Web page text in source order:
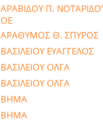
ΑΡΑΒΙΔΟΥ Π.
ΟΕ
ΑΡΑΘΥΜΟΣ Θ. ΣΠΥΡΟΣ
ΒΑΣΙΛΕΙΟΥ ΕΥΑΓΓΕΛΟΣ
ΒΑΣΙΛΕΙΟΥ ΟΛΓΑ
ΒΑΣΙΛΕΙΟΥ ΟΛΓΑ
ΒΗΜΑ
ΒΗΜΑ